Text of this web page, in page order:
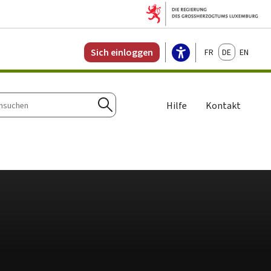
Sich einloggen FrançaisDeutschEnglish
Suchen
Hilfe Kontakt